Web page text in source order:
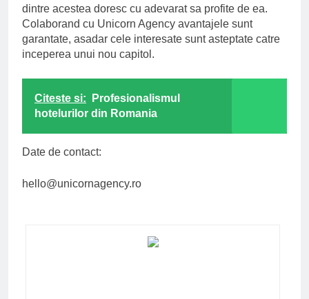
dintre acestea doresc cu adevarat sa profite de ea.
Colaborand cu Unicorn Agency avantajele sunt
garantate, asadar cele interesate sunt asteptate catre
inceperea unui nou capitol.
Citeste si:
Profesionalismul
hotelurilor din Romania
Date de contact:
hello@unicornagency.ro